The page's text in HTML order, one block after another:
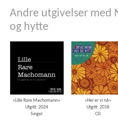
Andre utgivelser med
og hytte
«Lille Rare Machomann»
Utgitt: 2024
Singel
«Her er vi nå»
Utgitt: 2018
CD